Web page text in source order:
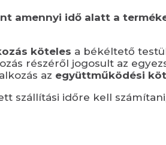
amennyi idő alatt a
köteles a békéltető
részéről jogosult az
az együttműködési
szállítási időre kell